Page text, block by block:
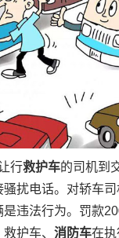
行救护车的司机到
扰电话。对轿车
违法行为。罚款
护车、 消防车在执